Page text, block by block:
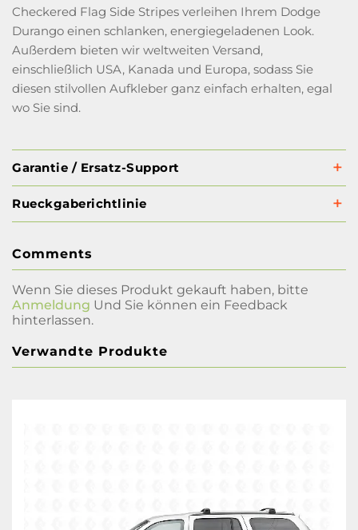
Checkered Flag Side Stripes verleihen Ihrem Dodge
Durango einen schlanken, energiegeladenen Look.
Außerdem bieten wir weltweiten Versand,
einschließlich USA, Kanada und Europa, sodass Sie
diesen stilvollen Aufkleber ganz einfach erhalten, egal
wo Sie sind.
Garantie / Ersatz-Support
Rueckgaberichtlinie
Comments
Wenn Sie dieses Produkt gekauft haben, bitte
Anmeldung Und Sie können ein Feedback
hinterlassen.
Verwandte Produkte